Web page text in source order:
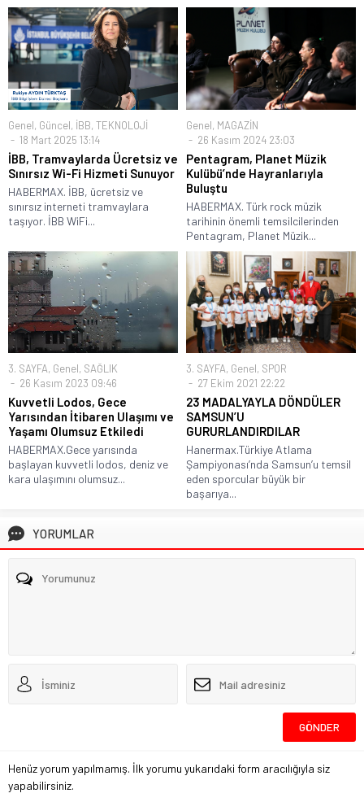
Genel, Güncel, İBB, TEKNOLOJİ
18 Mart 2025 13:14
İBB, Tramvaylarda Ücretsiz ve
Sınırsız Wi-Fi Hizmeti Sunuyor
HABERMAX. İBB, ücretsiz ve
sınırsız interneti tramvaylara
taşıyor. İBB WiFi...
Genel, MAGAZİN
26 Kasım 2024 23:03
Pentagram, Planet Müzik
Kulübü’nde Hayranlarıyla
Buluştu
HABERMAX. Türk rock müzik
tarihinin önemli temsilcilerinden
Pentagram, Planet Müzik...
3. SAYFA, Genel, SAĞLIK
26 Kasım 2023 09:46
Kuvvetli Lodos, Gece
Yarısından İtibaren Ulaşımı ve
Yaşamı Olumsuz Etkiledi
HABERMAX.Gece yarısında
başlayan kuvvetli lodos, deniz ve
kara ulaşımını olumsuz...
3. SAYFA, Genel, SPOR
27 Ekim 2021 22:22
23 MADALYAYLA DÖNDÜLER
SAMSUN’U
GURURLANDIRDILAR
Hanermax.Türkiye Atlama
Şampiyonası’nda Samsun’u temsil
eden sporcular büyük bir
başarıya...
YORUMLAR
Henüz yorum yapılmamış. İlk yorumu yukarıdaki form aracılığıyla siz
yapabilirsiniz.